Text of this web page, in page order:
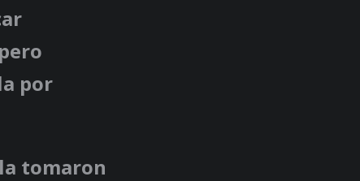
por
tomaron